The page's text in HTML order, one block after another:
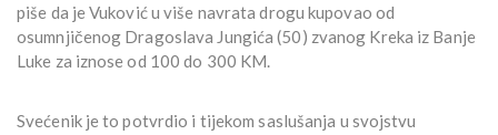
piše da je Vuković u više navrata drogu kupovao od
osumnjičenog Dragoslava Jungića (50) zvanog Kreka iz Banje
Luke za iznose od 100 do 300 KM.
Svećenik je to potvrdio i tijekom saslušanja u svojstvu